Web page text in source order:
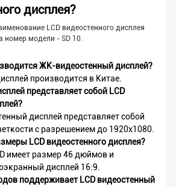
дисплея?
LCD видеостенного дисплея
номер модели - SD 10.
ЖК-видеостенный дисплей?
производится в Китае.
представляет собой LCD
дисплей представляет собой
с разрешением до 1920x1080.
LCD видеостенного дисплея?
имеет размер 46 дюймов и
дисплей 16:9.
поддерживает LCD видеостенный